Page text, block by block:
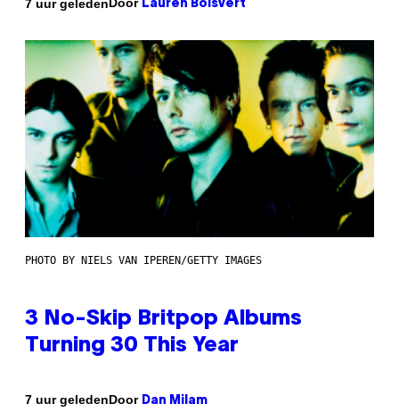
7 uur geleden Lauren Boisvert
PHOTO BY NIELS VAN IPEREN/GETTY IMAGES
3 No-Skip Britpop Albums
Turning 30 This Year
7 uur geledenDoor Dan Milam